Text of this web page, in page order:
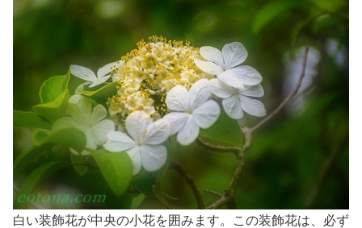
白い装飾花が中央の小花を囲みます。この装飾花は、必ず